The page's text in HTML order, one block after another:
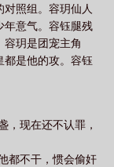
恶毒炮灰他不想活了
了by棺木完整版
恶毒炮灰他不想活了无
活了by棺木阅读笔趣
照组。容玥仙人
年意气。容钰腿残
玥是团宠主角
都是他的攻。容钰
新皇，此刻隐姓
对着主角攻狠狠
疾疯批受vs比受
，现在还不认罪，
都不干，惯会偷奸